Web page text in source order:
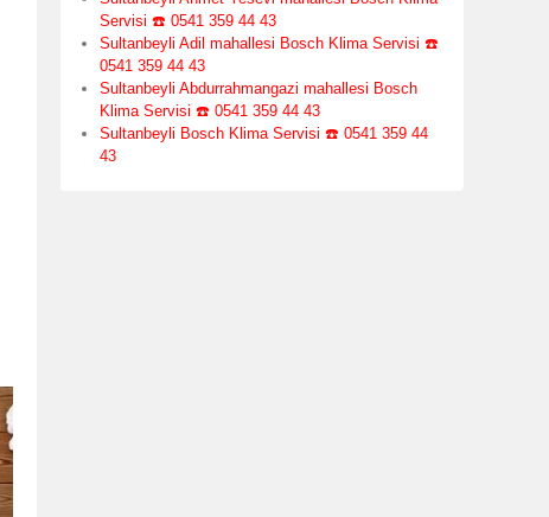
Servisi ☎️ 0541 359 44 43
Sultanbeyli Adil mahallesi Bosch Klima Servisi ☎️
0541 359 44 43
Sultanbeyli Abdurrahmangazi mahallesi Bosch
Klima Servisi ☎️ 0541 359 44 43
Sultanbeyli Bosch Klima Servisi ☎️ 0541 359 44
43